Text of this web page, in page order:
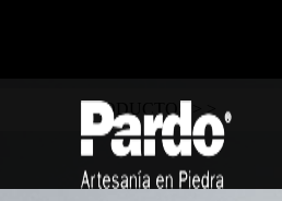
PRODUCTOS >>